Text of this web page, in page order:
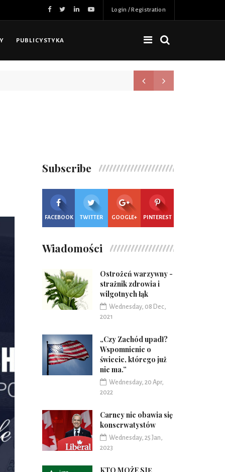
Login / Registration
PUBLICYSTYKA
Nowa jakość, więcej
Subscribe
FACEBOOK TWITTER GOOGLE+ PINTEREST
Wiadomości
Ostrożeń warzywny -
strażnik zdrowia i
wilgotnych łąk
Wednesday, 08 Dec,
2021
„Czy Zachód upadł?
Wspomnienie o
świecie, którego już
nie ma.”
Wednesday, 20 Apr,
2022
Carney nie obawia się
konserwatystów
Wednesday, 25 Jan,
2023